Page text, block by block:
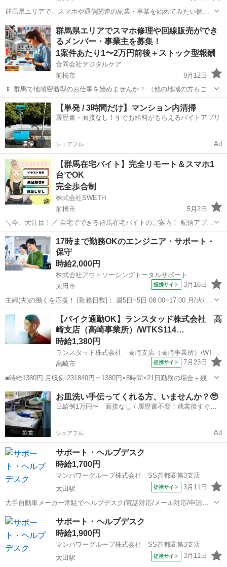
群馬県エリアで、スマホや通信関連の副業・事業を始めてみたい個
人・事業者・法人の方を募集しています。 （※他の地域の方もお気軽
にご相談ください） ⚫️ 働く場所や時間は自由！自宅やオフィスでのス
タートもOK 事業を始...
群馬 前橋市 その他
群馬県エリアでスマホ修理や回線販売ができ
るメンバー・事業主を募集！
1案件あたり1〜2万円前後＋ストック型報酬
合同会社デジタルケア
前橋市
9月12日
📱 群馬で地域密着型のお仕事を始めませんか？ （他の地域の方もご相
談OK！） ⏳ 時間や場所に縛られず、自宅でもスタート可能！ 未経験
の方でもスマホに関するスキルを学びながら、収益化の仕組みを共有
します。 🎯...
群馬 前橋市 その他 スキマ時間
【単発 / 3時間だけ】マンション内清掃
履歴書・面接なし！すぐお給料がもらえるバイトアプリ
シェアフル Ad
【群馬在宅バイト】完全リモート＆スマホ1
台でOK
完全歩合制
株式会社SWETH
前橋市
5月2日
＼今、大注目！／ 自宅でできる群馬在宅バイトのご案内！ 配信アプリ
を使ったライブ配信で、 24時間好きな時間に、自分のペースで働け
る！ 完全リモート＆スマホ1台でOKだから、誰でもすぐに始められま
す！ 【職...
群馬 前橋市 その他 ライブ配信
17時まで勤務OKのエンジニア・サポート・
保守
時給2,000円
株式会社アウトソーシングトータルサポート
太田市
提携サイト 3月16日
主婦(夫)の働くを応援！ [勤務日数]： 週5日~5日 08:00~17:00 月/火/水/
木/金 [勤務地・最寄駅]： 群馬県太田市 【派遣元】株式会社アウトソ
ーシングトータルサポート 太田(群馬県)駅 [職種名]：...
群馬 太田市 その他
【バイク通勤OK】ランスタッド株式会社 高
崎支店（高崎事業所）/WTKS114…
時給1,380円
ランスタッド株式会社 高崎支店（高崎事業所）/WTKS114534
高崎市
提携サイト 7月23日
■時給1380円 月収例:231840円＝1380円×8時間×21日勤務の場合＋残業
代、交通費別途支給 ※交通費実費支給／当社規定あり。 ■群馬県高崎
市 【無料駐車場】新前橋駅や井野駅から車で約10～15分！ ■紹介予定
派遣...
群馬 高崎市 その他
お皿洗い手伝ってくれる方、いませんか？🥹
日給例1万円〜 面接なし / 履歴書不要！就業後すぐに
シェアフル Ad
サポート・ヘルプデスク
時給1,700円
マンパワーグループ株式会社 SS首都圏第3支店
太田駅
提携サイト 3月11日
大手自動車メーカー常駐でヘルプデスク(電話対応/メール対応/申請対
応) ・社内PCのハード、ソフト両面に関するお問い合わせ対応業務(オ
ンサイト対応含む) PCキッティング、故障対応、Office関連、ネットワ
ーク(有線・無線...
群馬 太田駅
サポート・ヘルプデスク
時給1,900円
マンパワーグループ株式会社 SS首都圏第3支店
太田駅
提携サイト 3月11日